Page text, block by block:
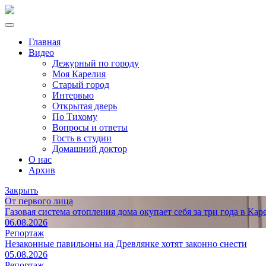
Главная
Видео
Дежурный по городу
Моя Карелия
Старый город
Интервью
Открытая дверь
По Тихому
Вопросы и ответы
Гость в студии
Домашний доктор
О нас
Архив
Закрыть
От первого лица
Газовая система отопления дома окупает себя за три года в
06.08.2026
Репортаж
Незаконные павильоны на Древлянке хотят законно снести
05.08.2026